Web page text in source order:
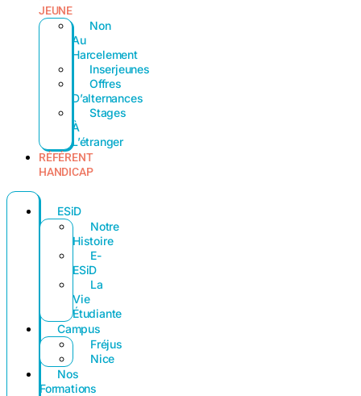
JEUNE
Non
Au
Harcelement
Inserjeunes
Offres
D’alternances
Stages
À
L’étranger
RÉFÉRENT
HANDICAP
ESiD
Notre
Histoire
E-
ESiD
La
Vie
Étudiante
Campus
Fréjus
Nice
Nos
Formations